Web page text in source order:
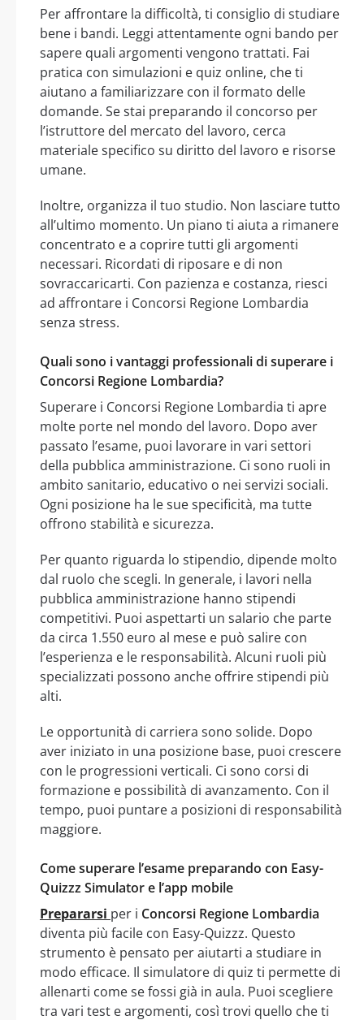
Per affrontare la difficoltà, ti consiglio di studiare
bene i bandi. Leggi attentamente ogni bando per
sapere quali argomenti vengono trattati. Fai
pratica con simulazioni e quiz online, che ti
aiutano a familiarizzare con il formato delle
domande. Se stai preparando il concorso per
l’istruttore del mercato del lavoro, cerca
materiale specifico su diritto del lavoro e risorse
umane.
Inoltre, organizza il tuo studio. Non lasciare tutto
all’ultimo momento. Un piano ti aiuta a rimanere
concentrato e a coprire tutti gli argomenti
necessari. Ricordati di riposare e di non
sovraccaricarti. Con pazienza e costanza, riesci
ad affrontare i Concorsi Regione Lombardia
senza stress.
Quali sono i vantaggi professionali di superare i
Concorsi Regione Lombardia?
Superare i Concorsi Regione Lombardia ti apre
molte porte nel mondo del lavoro. Dopo aver
passato l’esame, puoi lavorare in vari settori
della pubblica amministrazione. Ci sono ruoli in
ambito sanitario, educativo o nei servizi sociali.
Ogni posizione ha le sue specificità, ma tutte
offrono stabilità e sicurezza.
Per quanto riguarda lo stipendio, dipende molto
dal ruolo che scegli. In generale, i lavori nella
pubblica amministrazione hanno stipendi
competitivi. Puoi aspettarti un salario che parte
da circa 1.550 euro al mese e può salire con
l’esperienza e le responsabilità. Alcuni ruoli più
specializzati possono anche offrire stipendi più
alti.
Le opportunità di carriera sono solide. Dopo
aver iniziato in una posizione base, puoi crescere
con le progressioni verticali. Ci sono corsi di
formazione e possibilità di avanzamento. Con il
tempo, puoi puntare a posizioni di responsabilità
maggiore.
Come superare l’esame preparando con Easy-
Quizzz Simulator e l’app mobile
Prepararsi per i Concorsi Regione Lombardia
diventa più facile con Easy-Quizzz. Questo
strumento è pensato per aiutarti a studiare in
modo efficace. Il simulatore di quiz ti permette di
allenarti come se fossi già in aula. Puoi scegliere
tra vari test e argomenti, così trovi quello che ti